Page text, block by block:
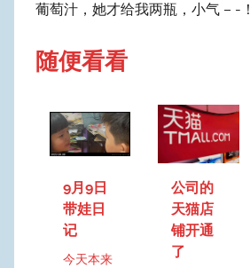
葡萄汁，她才给我两瓶，小气 – -！
随便看看
9月9日
带娃日
记
今天本来
公司的
天猫店
铺开通
了